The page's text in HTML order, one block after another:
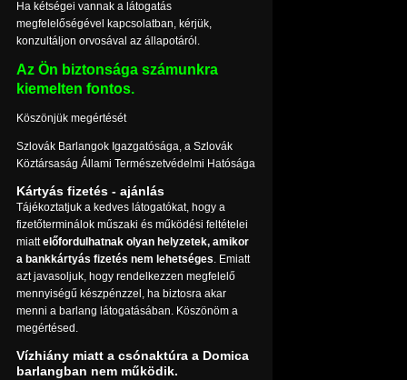
Ha kétségei vannak a látogatás
megfelelőségével kapcsolatban, kérjük,
konzultáljon orvosával az állapotáról.
Az Ön biztonsága számunkra
kiemelten fontos.
Köszönjük megértését
Szlovák Barlangok Igazgatósága, a Szlovák
Köztársaság Állami Természetvédelmi Hatósága
Kártyás fizetés - ajánlás
Tájékoztatjuk a kedves látogatókat, hogy a
fizetőterminálok műszaki és működési feltételei
miattelőfordulhatnak olyan helyzetek, amikor
a bankkártyás fizetés nem lehetséges. Emiatt
azt javasoljuk, hogy rendelkezzen megfelelő
mennyiségű készpénzzel, ha biztosra akar
menni a barlang látogatásában. Köszönöm a
megértésed.
Vízhiány miatt a csónaktúra a Domica
barlangban nem működik.